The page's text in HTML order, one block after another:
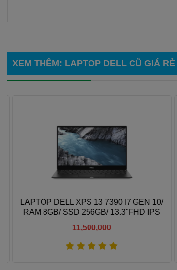
XEM THÊM: LAPTOP DELL CŨ GIÁ RẺ
LAPTOP DELL XPS 13 7390 I7 GEN 10/
RAM 8GB/ SSD 256GB/ 13.3"FHD IPS
11,500,000